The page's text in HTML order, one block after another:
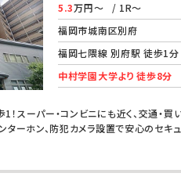
5.3万円～
/ 1R～
福岡市城南区別府
福岡七隈線 別府駅 徒歩1分
中村学園大学より 徒歩8分
！スーパー・コンビニにも近く、交通・
ターホン、防犯カメラ設置で安心のセキ